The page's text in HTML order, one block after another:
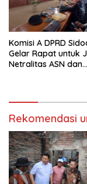
Komisi A DPRD
Gelar Rapat untuk
Netralitas ASN dan
Rekomendasi